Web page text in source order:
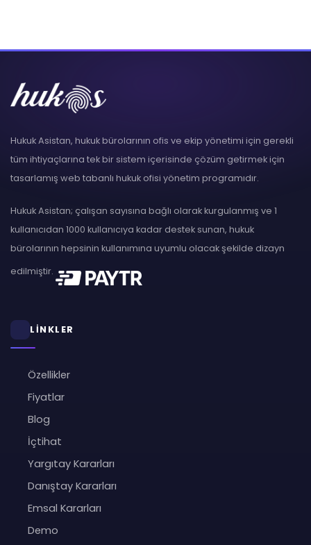
Hukuk Asistan, hukuk bürolarının ofis ve ekip yönetimi için gerekli
tüm ihtiyaçlarına tek bir sistem içerisinde çözüm getirmek için
tasarlamış web tabanlı hukuk ofisi yönetim programıdır.
Hukuk Asistan; çalışan sayısına bağlı olarak kurgulanmış ve 1
kullanıcıdan 1000 kullanıcıya kadar destek sunan, hukuk
bürolarının hepsinin kullanımına uyumlu olacak şekilde dizayn
edilmiştir.
LİNKLER
Özellikler
Fiyatlar
Blog
İçtihat
Yargıtay Kararları
Danıştay Kararları
Emsal Kararları
Demo